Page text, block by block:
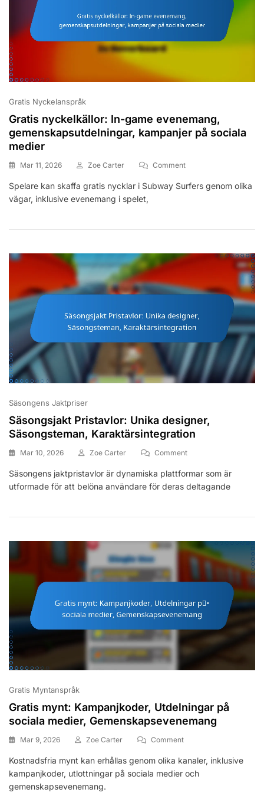
Gratis Nyckelanspråk
Gratis nyckelkällor: In-game evenemang,
gemenskapsutdelningar, kampanjer på sociala
medier
Mar 11, 2026 Zoe Carter CommentOn
Nyckelkällor:
På
Spelare kan skaffa gratis nycklar i Subway Surfers genom olika
vägar, inklusive evenemang i spelet,
Säsongens Jaktpriser
Säsongsjakt Pristavlor: Unika designer,
Säsongsteman, Karaktärsintegration
Mar 10, 2026 Zoe Carter CommentOn
Pristavlor:
Unika
Karaktärsintegration
Säsongens jaktpristavlor är dynamiska plattformar som är
utformade för att belöna användare för deras deltagande
Gratis Myntanspråk
Gratis mynt: Kampanjkoder, Utdelningar på
sociala medier, Gemenskapsevenemang
Mar 9, 2026 Zoe Carter CommentOn
Mynt:
Kampanjkoder,
Kostnadsfria mynt kan erhållas genom olika kanaler, inklusive
kampanjkoder, utlottningar på sociala medier och
gemenskapsevenemang.